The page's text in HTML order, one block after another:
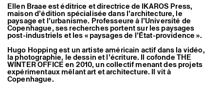
Ellen Braae est éditrice et directrice de IKAROS Press,
maison d’édition spécialisée dans l’architecture, le
paysage et l’urbanisme. Professeure à l’Université de
Copenhague, ses recherches portent sur les paysages
post-industriels et les « paysages de l’État-providence ».
Hugo Hopping est un artiste américain actif dans la vidéo,
la photographie, le dessin et l’écriture. Il cofonde THE
WINTER OFFICE en 2010, un collectif menant des projets
expérimentaux mêlant art et architecture. Il vit à
Copenhague.